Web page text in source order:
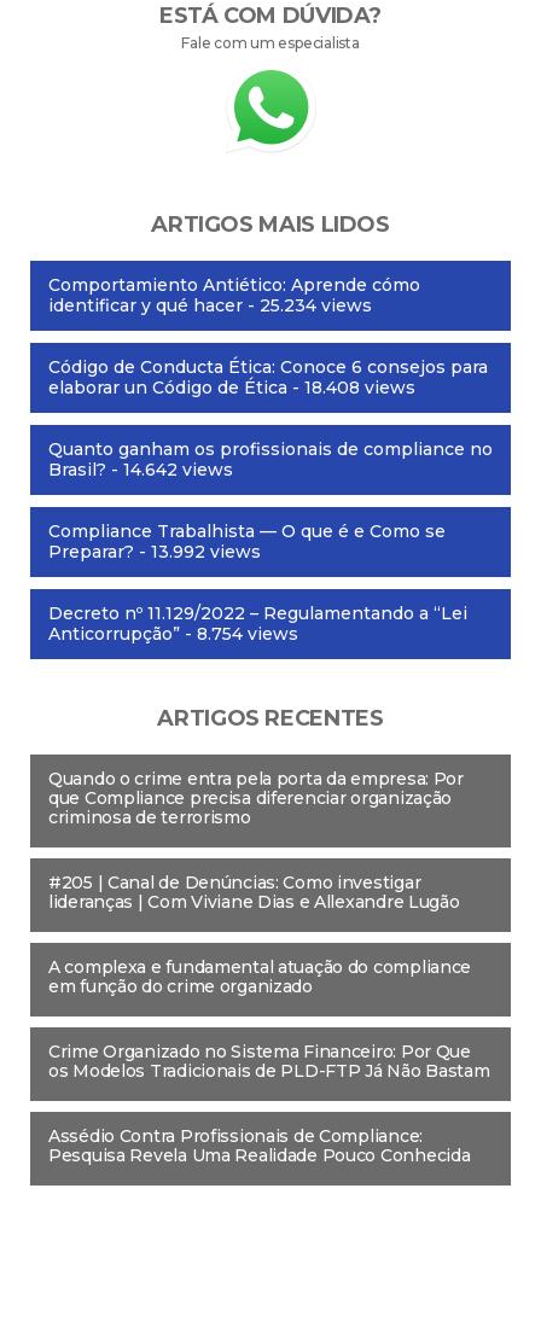
ESTÁ COM DÚVIDA?
Fale com um especialista
ARTIGOS MAIS LIDOS
Comportamiento Antiético: Aprende cómo
identificar y qué hacer - 25.234 views
Código de Conducta Ética: Conoce 6 consejos para
elaborar un Código de Ética - 18.408 views
Quanto ganham os profissionais de compliance no
Brasil? - 14.642 views
Compliance Trabalhista — O que é e Como se
Preparar? - 13.992 views
Decreto nº 11.129/2022 – Regulamentando a “Lei
Anticorrupção” - 8.754 views
ARTIGOS RECENTES
Quando o crime entra pela porta da empresa: Por
que Compliance precisa diferenciar organização
criminosa de terrorismo
#205 | Canal de Denúncias: Como investigar
lideranças | Com Viviane Dias e Allexandre Lugão
A complexa e fundamental atuação do compliance
em função do crime organizado
Crime Organizado no Sistema Financeiro: Por Que
os Modelos Tradicionais de PLD-FTP Já Não Bastam
Assédio Contra Profissionais de Compliance:
Pesquisa Revela Uma Realidade Pouco Conhecida